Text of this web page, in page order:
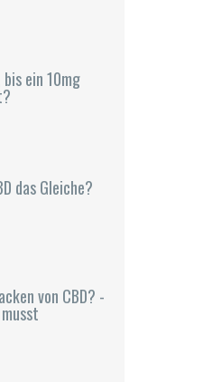
ein 10mg
das Gleiche?
von CBD? -